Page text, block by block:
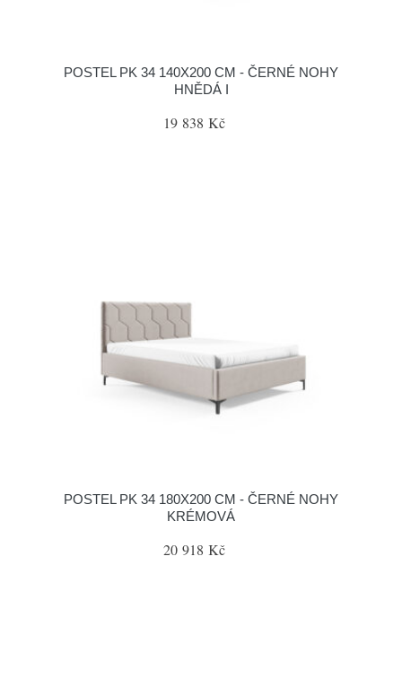
POSTEL PK 34 140X200 CM - ČERNÉ NOHY
HNĚDÁ I
19 838 Kč
POSTEL PK 34 180X200 CM - ČERNÉ NOHY
KRÉMOVÁ
20 918 Kč